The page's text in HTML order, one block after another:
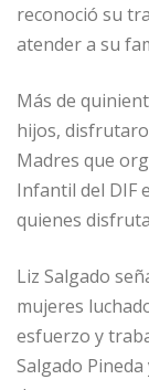
reconoció su
atender a su
Más de
hijos,
Madres que
Infantil del DIF
quienes
Liz Salgado
mujeres
esfuerzo y
Salgado